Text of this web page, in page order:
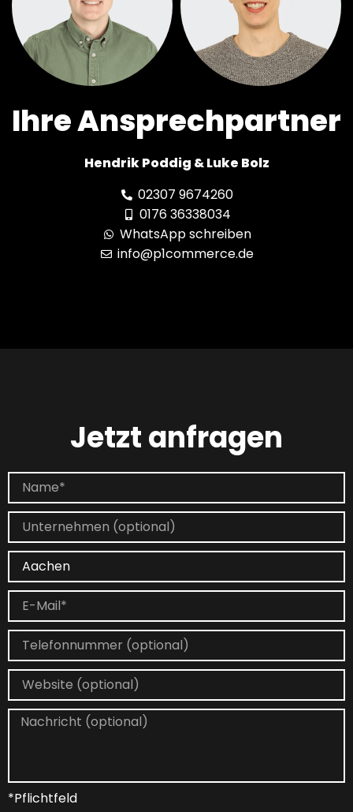
Ihre Ansprechpartner
Hendrik Poddig & Luke Bolz
02307 9674260
0176 36338034
WhatsApp schreiben
info@p1commerce.de
Jetzt anfragen
*Pflichtfeld